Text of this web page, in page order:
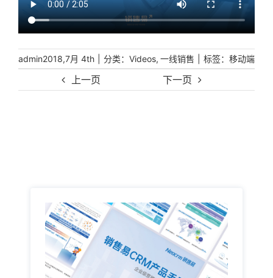
上一页 下一页
admin2018,7月 4th 分类： Videos, 一线销售 标签： 移动端